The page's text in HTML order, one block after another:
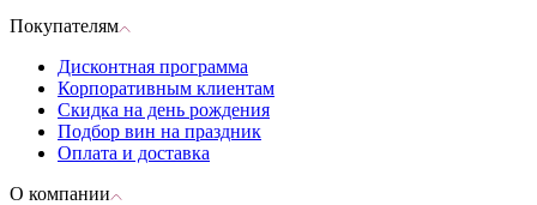
Покупателям
Дисконтная программа
Корпоративным клиентам
Скидка на день рождения
Подбор вин на праздник
Оплата и доставка
О компании